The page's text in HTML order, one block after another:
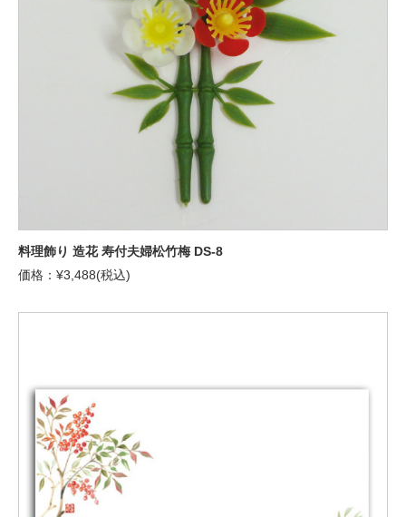
料理飾り 造花 寿付夫婦松竹梅 DS-8
価格：¥3,488(税込)